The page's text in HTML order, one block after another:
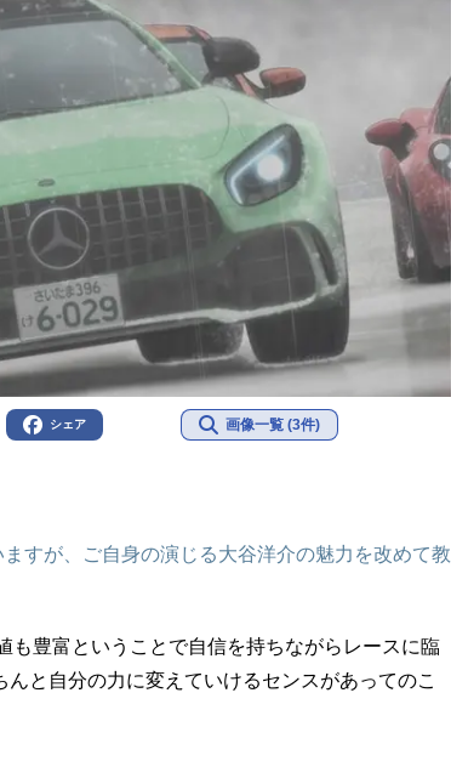
シェア 画像一覧 (3件)
すが、ご自身の演じる大谷洋介の魅力を改めて教
も豊富ということで自信を持ちながらレースに臨
と自分の力に変えていけるセンスがあってのこ